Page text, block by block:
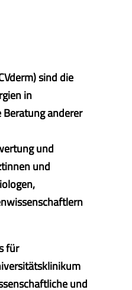
sind die
in
anderer
und
und
für
und